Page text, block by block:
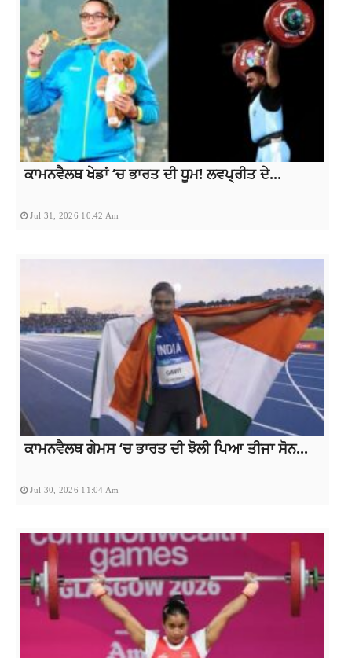
ਕਾਮਨਵੈਲਥ ਖੇਡਾਂ ‘ਚ ਭਾਰਤ ਦੀ ਧੂਮ! ਲਵਪ੍ਰੀਤ ਦੇ...
Jul 31, 2026 10:42 Am
ਕਾਮਨਵੈਲਥ ਗੇਮਸ ‘ਚ ਭਾਰਤ ਦੀ ਝੋਲੀ ਪਿਆ ਤੀਜਾ ਸੋਨ...
Jul 30, 2026 11:04 Am